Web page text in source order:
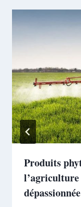
Produits
l’agriculture